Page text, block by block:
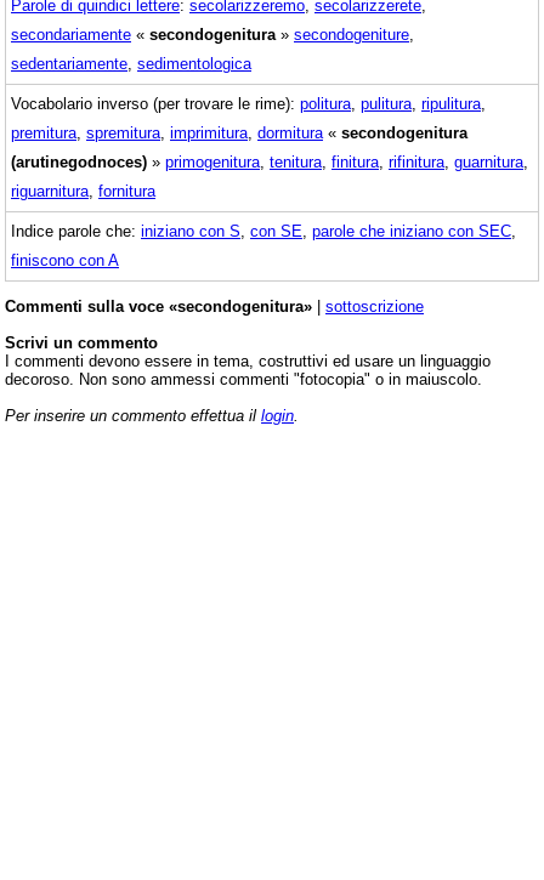
Parole di quindici lettere: secolarizzeremo secolarizzerete
secondariamente « secondogenitura » secondogeniture
sedentariamente sedimentologica
Vocabolario inverso (per trovare le rime): politura pulitura ripulitura
premitura spremitura imprimitura dormitura « secondogenitura
(arutinegodnoces) » primogenitura tenitura finitura rifinitura guarnitura
riguarnitura fornitura
Indice parole che: iniziano con S con SE parole che iniziano con SEC
finiscono con A
Commenti sulla voce «secondogenitura» | sottoscrizione
Scrivi un commento
I commenti devono essere in tema, costruttivi ed usare un linguaggio
decoroso. Non sono ammessi commenti "fotocopia" o in maiuscolo.
Per inserire un commento effettua il login